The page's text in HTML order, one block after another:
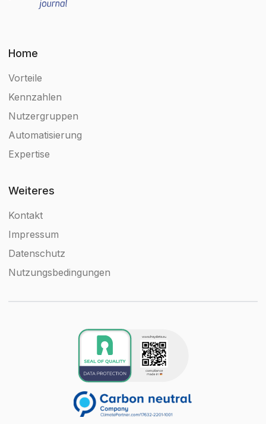
Home
Vorteile
Kennzahlen
Nutzergruppen
Automatisierung
Expertise
Weiteres
Kontakt
Impressum
Datenschutz
Nutzungsbedingungen